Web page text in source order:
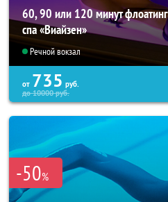
60, 90 или 120 минут
спа «Виайзен»
Речной вокзал
от 735 руб.
до10000руб.
-50%